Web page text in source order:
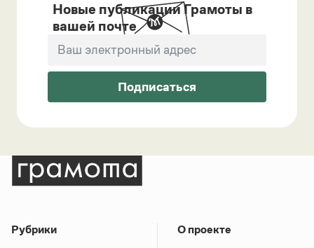
Новые публикации Грамоты в
вашей почте
Подписаться
Рубрики О проекте